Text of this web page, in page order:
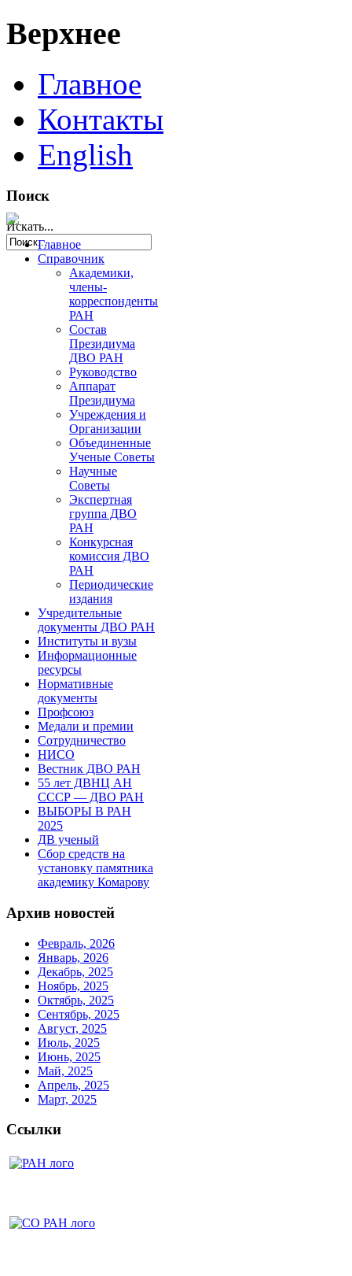
Верхнее
Главное
Контакты
English
Поиск
Искать...
Главное
Справочник
Академики,
члены-
корреспонденты
РАН
Состав
Президиума
ДВО РАН
Руководство
Аппарат
Президиума
Учреждения и
Организации
Объединенные
Ученые Советы
Научные
Советы
Экспертная
группа ДВО
РАН
Конкурсная
комиссия ДВО
РАН
Периодические
издания
Учредительные
документы ДВО РАН
Институты и вузы
Информационные
ресурсы
Нормативные
документы
Профсоюз
Медали и премии
Сотрудничество
НИСО
Вестник ДВО РАН
55 лет ДВНЦ АН
СССР — ДВО РАН
ВЫБОРЫ В РАН
2025
ДВ ученый
Сбор средств на
установку памятника
академику Комарову
Архив новостей
Февраль, 2026
Январь, 2026
Декабрь, 2025
Ноябрь, 2025
Октябрь, 2025
Сентябрь, 2025
Август, 2025
Июль, 2025
Июнь, 2025
Май, 2025
Апрель, 2025
Март, 2025
Ссылки